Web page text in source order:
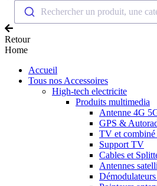
Rechercher un produit, une
Retour
Home
Accueil
Tous nos Accessoires
High-tech electricite
Produits multimedia
Antenne 4G
GPS &
TV et
Support TV
Cables et
Antennes